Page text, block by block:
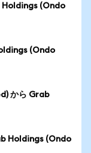
Holdings (Ondo
(Ondo
から Grab
Holdings (Ondo